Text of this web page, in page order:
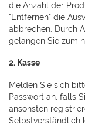
die Anzahl der
"Entfernen" die
abbrechen. Durch
gelangen Sie zum
2. Kasse
Melden Sie sich
Passwort an, falls
ansonsten
Selbstverständlich